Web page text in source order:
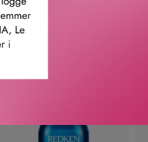
COLOR EXTEND BLONDAGE
SHAMPOO 300 ML